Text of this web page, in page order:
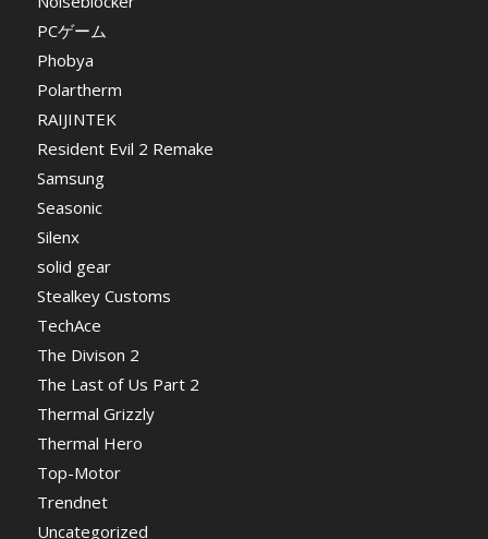
PCゲーム
Phobya
Polartherm
RAIJINTEK
Resident Evil 2 Remake
Samsung
Seasonic
Silenx
solid gear
Stealkey Customs
TechAce
The Divison 2
The Last of Us Part 2
Thermal Grizzly
Thermal Hero
Top-Motor
Trendnet
Uncategorized